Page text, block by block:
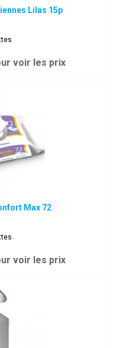
Lilas 15p
voir les prix
Max 72
voir les prix